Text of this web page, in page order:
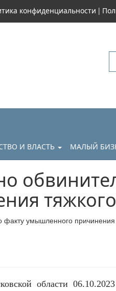
конфиденциальности |
И ВЛАСТЬ МАЛЫЙ
умышленного
области